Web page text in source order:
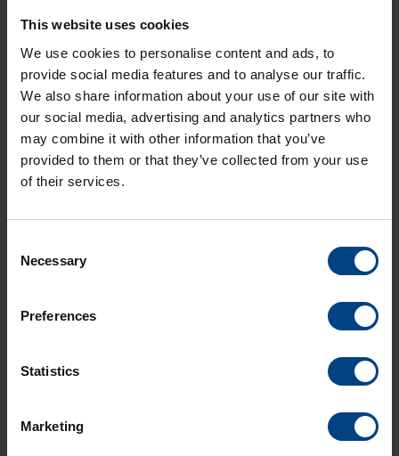
This website uses cookies
We use cookies to personalise content and ads, to
provide social media features and to analyse our traffic.
We also share information about your use of our site with
our social media, advertising and analytics partners who
may combine it with other information that you’ve
provided to them or that they’ve collected from your use
of their services.
Selection
Necessary
Preferences
Statistics
Marketing
L’horloge extérieure Metro est utilisée depuis des
décennies par différentes compagnies ferroviaires
suisses. Grâce à sa construction robuste et à un grand
nombre de mouvements différents, elle a fait ses
preuves jusqu’à aujourd’hui.
Télécharger